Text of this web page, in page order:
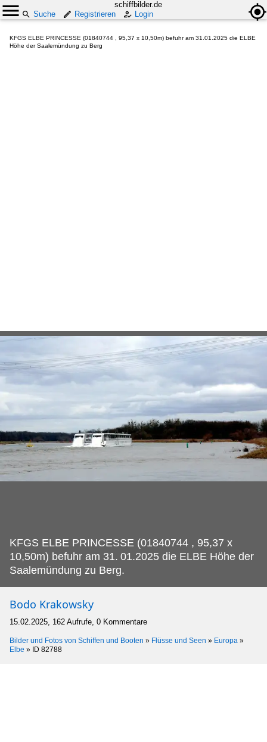
schiffbilder.de
Suche
Registrieren Login
KFGS ELBE PRINCESSE (01840744 , 95,37 x 10,50m) befuhr am 31.01.2025 die ELBE
Höhe der Saalemündung zu Berg
KFGS ELBE PRINCESSE (01840744 , 95,37 x
10,50m) befuhr am 31. 01.2025 die ELBE Höhe der
Saalemündung zu Berg.
Bodo Krakowsky
15.02.2025, 162 Aufrufe, 0 Kommentare
Bilder und Fotos von Schiffen und Booten » Flüsse und Seen » Europa »
Elbe » ID 82788